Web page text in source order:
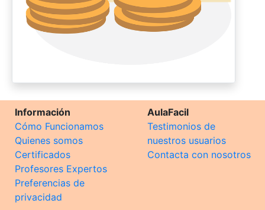
Información
Cómo Funcionamos
Quienes somos
Certificados
Profesores Expertos
Preferencias de
privacidad
AulaFacil
Testimonios de
nuestros usuarios
Contacta con nosotros